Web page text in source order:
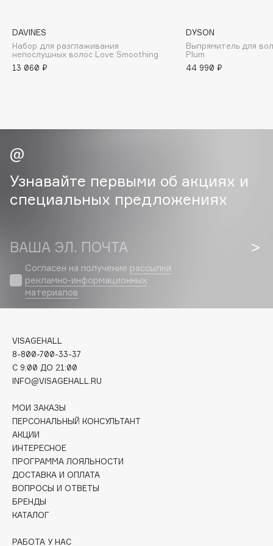
CosRX
Cottolina
d'Alba
Darphin
Davines
Deonica
Dessange
Dolce & Gabbana
Dolomit
Dorco
Dr. Vranjes Firenze
Dr.Althea
Dr.Ceuracle
DSD de Luxe
Dyson
DAVINES
Набор для разглаживания
непослушных волос Love Smoothing
13 060 ₽
DYSON
Выпрямитель для
Plum
44 990 ₽
Узнавайте первыми об акциях и
специальных предложениях
ВАША ЭЛ. ПОЧТА
Согласен на получение рассылки
рекламно-информационных
материалов
VISAGEHALL
8-800-700-33-37
C 9:00 ДО 21:00
INFO@VISAGEHALL.RU
МОИ ЗАКАЗЫ
ПЕРСОНАЛЬНЫЙ КОНСУЛЬТАНТ
АКЦИИ
ИНТЕРЕСНОЕ
ПРОГРАММА ЛОЯЛЬНОСТИ
ДОСТАВКА И ОПЛАТА
ВОПРОСЫ И ОТВЕТЫ
БРЕНДЫ
КАТАЛОГ
РАБОТА У НАС